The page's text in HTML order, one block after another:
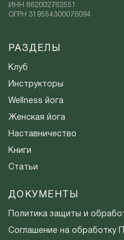
ИНН 862002762551
ОГРН 319554300076094
РАЗДЕЛЫ
Клуб
Инструкторы
Wellness йога
Женская йога
Наставничество
Книги
Статьи
ДОКУМЕНТЫ
Политика защиты и
Соглашение на обработку